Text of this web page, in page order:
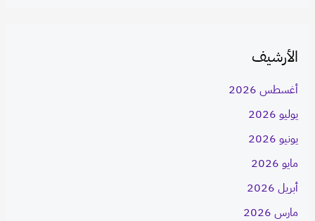
الأرشيف
أغسطس 2026
يوليو 2026
يونيو 2026
مايو 2026
أبريل 2026
مارس 2026